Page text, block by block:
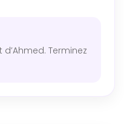
Terminez